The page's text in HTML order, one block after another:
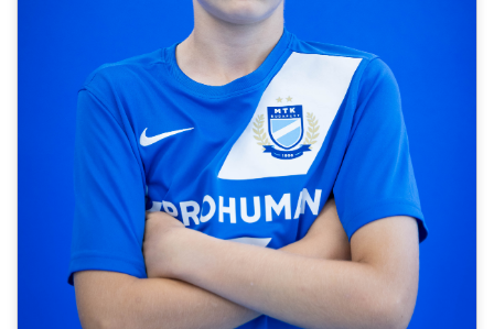
CSAPATOK
MÉRKŐZÉSEK
GALÉRIA
JELENTKEZÉS
SZURKOLÓI ÉLMÉNYEK
VEZETŐSÉG